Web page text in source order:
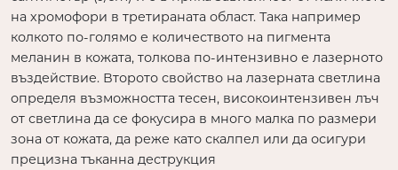
на хромофори в третираната област. Така например
колкото по-голямо е количеството на пигмента
меланин в кожата, толкова по-интензивно е лазерното
въздействие. Второто свойство на лазерната светлина
определя възможността тесен, високоинтензивен лъч
от светлина да се фокусира в много малка по размери
зона от кожата, да реже като скалпел или да осигури
прецизна тъканна деструкция